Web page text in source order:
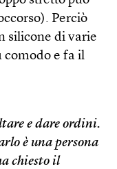
Perciò
silicone di varie
comodo e fa il
e dare ordini.
è una persona
chiesto il